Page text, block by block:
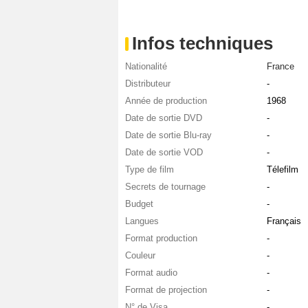
Infos techniques
Nationalité
France
Distributeur
-
Année de production
1968
Date de sortie DVD
-
Date de sortie Blu-ray
-
Date de sortie VOD
-
Type de film
Télefilm
Secrets de tournage
-
Budget
-
Langues
Français
Format production
-
Couleur
-
Format audio
-
Format de projection
-